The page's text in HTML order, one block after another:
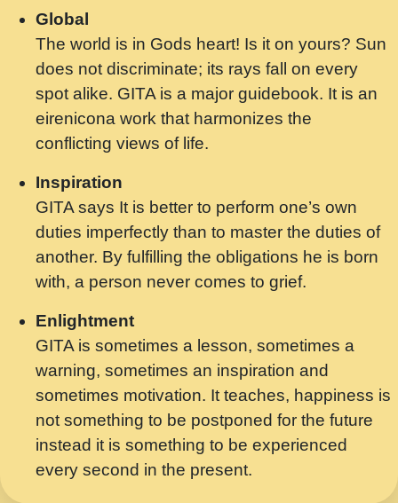
मझ अपन जवन बनन न आय, रठ हर क मनन न आय
Shri ravinandan shastri ji maharaj.mp3
मन अशांत मंत्र जाप - गीता प्रेरणा -Swami
Gyananand Ji Maharaj.mp3
मन बध लय परम वल कगन Special Shyam
Saawariya.mp3
मर गनय न अपरध लडडल शर रध.... Shri
ravinandan shastri ji maharaj.mp3
मेरे मन हरी का ध्यान लगा - भजन भाव - 2018 -
Rishikesh - Swami Gyananand Ji
Maharaj.mp3
यह हसरत तलब ह नकज कमर Yahi Hasraten
Talab Hai Bhav Pravah #bhajan.mp3
लडल ज बल ल क ज न लग Sadhvi Purnima Ji
7.9.2021 जवल नगर दलल #बसर.mp3
सख भ मझ पयर ह दख भ मझ पयर ह!छड म कस दत
Global
The world is in Gods heart! Is it on yours? Sun
does not discriminate; its rays fall on every
spot alike. GITA is a major guidebook. It is an
eirenicona work that harmonizes the
conflicting views of life.
Inspiration
GITA says It is better to perform one’s own
duties imperfectly than to master the duties of
another. By fulfilling the obligations he is born
with, a person never comes to grief.
Enlightment
GITA is sometimes a lesson, sometimes a
warning, sometimes an inspiration and
sometimes motivation. It teaches, happiness is
not something to be postponed for the future
instead it is something to be experienced
every second in the present.